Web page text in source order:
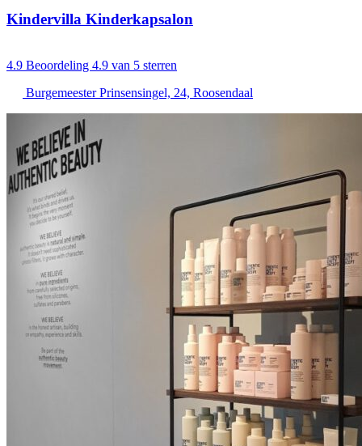
Kindervilla Kinderkapsalon
4.9 Beoordeling 4.9 van 5 sterren
Burgemeester Prinsensingel, 24, Roosendaal